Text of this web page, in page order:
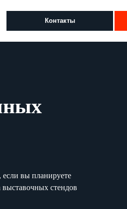
Обсудить проект
если вы планируете
выставочных стендов